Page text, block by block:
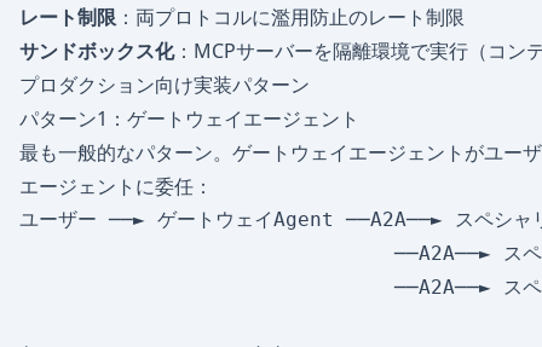
レート制限 ：両プロトコルに濫用防止のレート制限
サンドボックス化：MCPサーバーを隔離環境で実行（コン
プロダクション向け実装パターン
パターン1：ゲートウェイエージェント
最も一般的なパターン。ゲートウェイエージェントがユー
エージェントに委任：
ユーザー ──► ゲートウェイAgent ──A2A──► スペシャ
──A2A──► スペ
──A2A──► スペ